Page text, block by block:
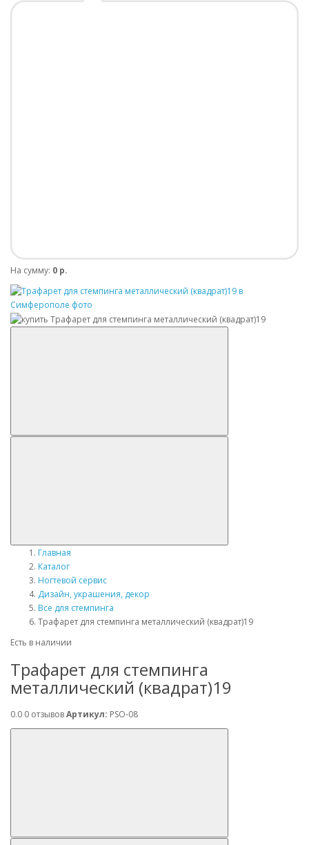
На сумму: 0 р.
Главная
Каталог
Ногтевой сервис
Дизайн, украшения, декор
Все для стемпинга
Трафарет для стемпинга металлический (квадрат)19
Есть в наличии
Трафарет для стемпинга
металлический (квадрат)19
0.0 0 отзывовАртикул: PSO-08